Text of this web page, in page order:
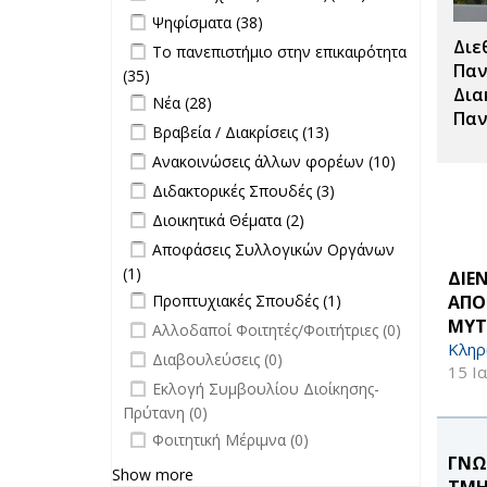
15
Μεταπτυχιακές
Apply Ψηφίσματα filter
Ψηφίσματα (38)
Apply Το πανεπιστήμιο στην
επικαιρότητα filter
Το πανεπιστήμιο στην επικαιρότητα
(35)
επικαιρότητα filter
Apply Νέα filter
Νέα (28)
Apply Βραβεία / Διακρίσεις filter
Βραβεία / Διακρίσεις (13)
Διακρίσεις
filter
Apply Ανακοινώσεις άλλων φορέων
filter
Ανακοινώσεις άλλων φορέων (10)
Apply Διδακτορικές Σπουδές filter
Διδακτορικές Σπουδές (3)
filter
Apply Διοικητικά Θέματα filter
Διοικητικά Θέματα (2)
Apply Αποφάσεις Συλλογικών
Οργάνων filter
Αποφάσεις Συλλογικών Οργάνων
(1)
Οργάνων filter
Apply Προπτυχιακές Σπουδές filter
Προπτυχιακές Σπουδές (1)
Σπουδές filter
undefined
Αλλοδαποί Φοιτητές/Φοιτήτριες (0)
undefined
Διαβουλεύσεις (0)
undefined
Εκλογή Συμβουλίου Διοίκησης-
Πρύτανη (0)
undefined
Φοιτητική Μέριμνα (0)
Show more